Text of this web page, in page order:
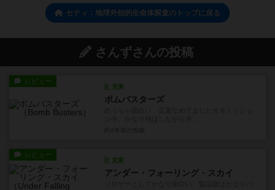
セティ：地球外知的生命体探査のトップに戻る
さんずさんの投稿
レビュー
充実
ボムバスターズ
レビュー
充実
アンダー・フォーリング・スカイ